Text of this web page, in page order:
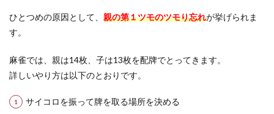
りも
が少
状態
を指
す
ひとつめの原因として、 親の第１ツモのツモり忘れが挙げられま
す。
麻雀では、親は14枚、子は13枚を配牌でとってきます。
詳しいやり方は以下のとおりです。
サイコロを振って牌を取る場所を決める